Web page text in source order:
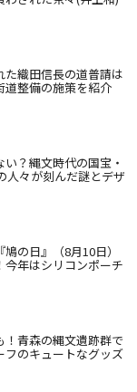
た織田信長の道普請は
道整備の施策を紹介
？縄文時代の国宝・
人々が刻んだ謎とデザ
の日』（8月10日）
年はシリコンポーチ
青森の縄文遺跡群で
のキュートなグッズ